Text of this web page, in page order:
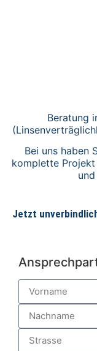
Beratung
Bei uns haben
komplette
Jetzt